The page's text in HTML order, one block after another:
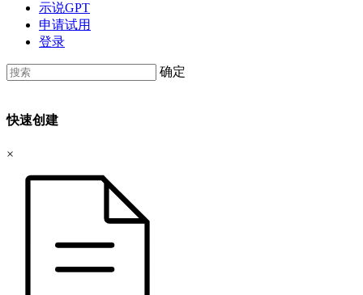
示说GPT
申请试用
登录
确定
快速创建
×